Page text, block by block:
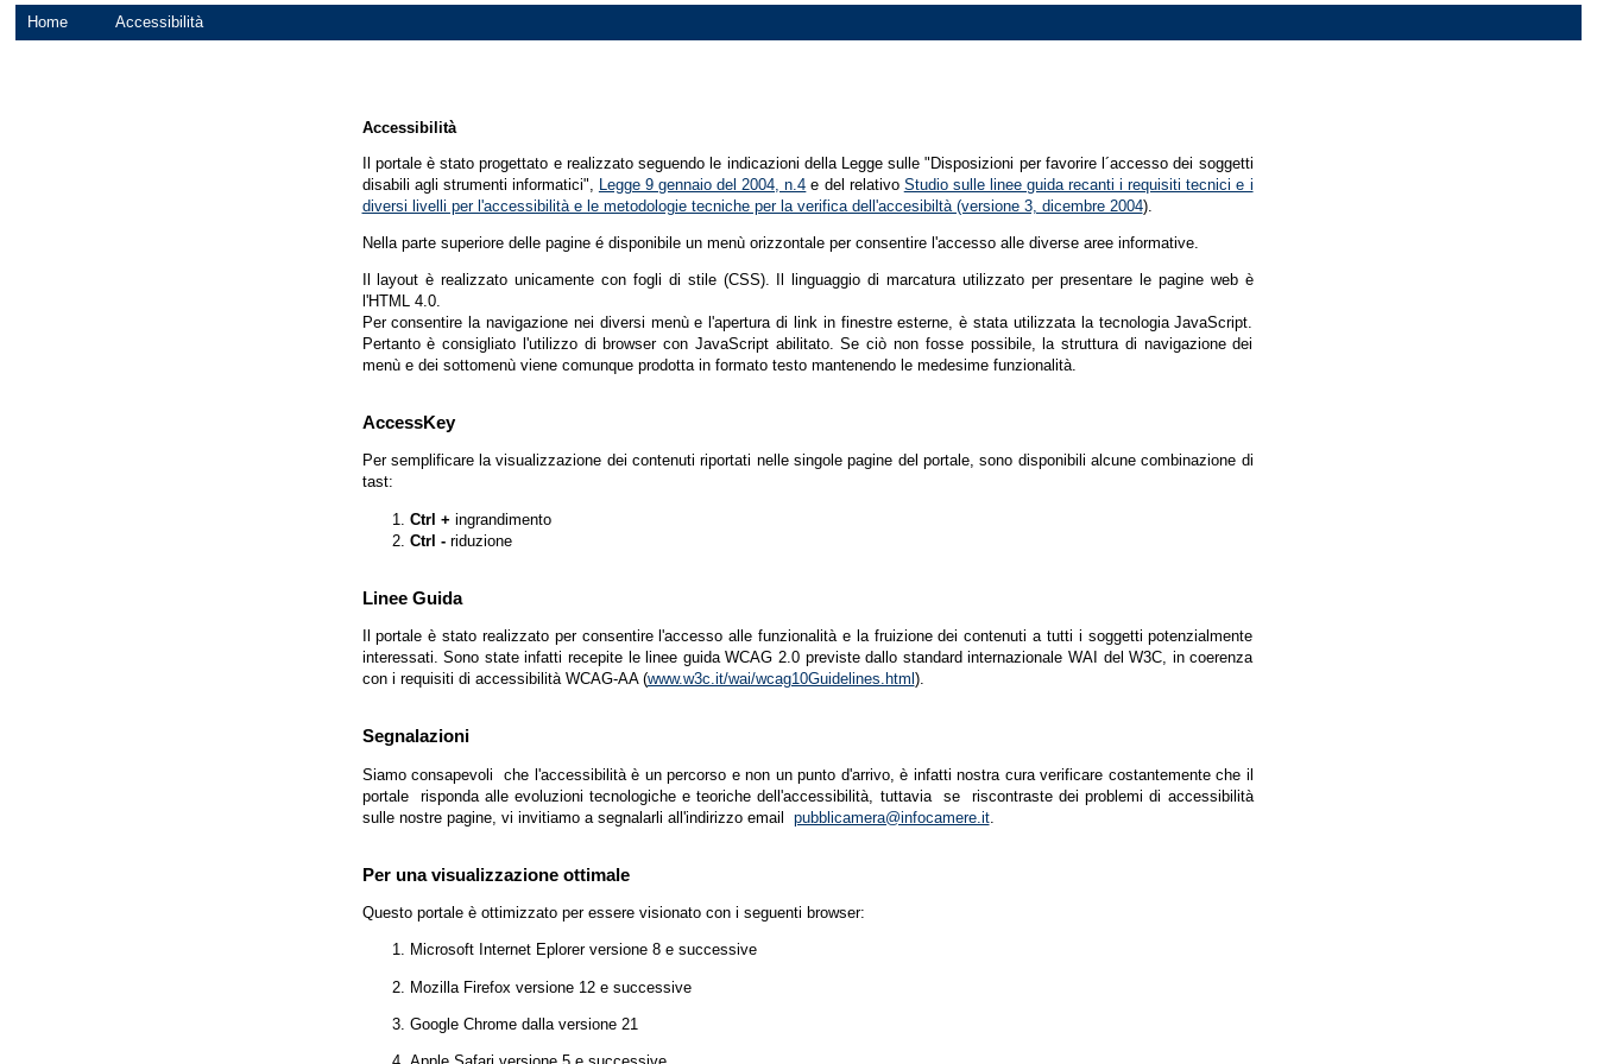
Home Accessibilità
Accessibilità
Il portale è stato progettato e realizzato seguendo le indicazioni della Legge sulle "Disposizioni per favorire l´accesso dei soggetti
disabili agli strumenti informatici", Legge 9 gennaio del 2004, n.4 e del relativo Studio sulle linee guida recanti i requisiti tecnici e i
diversi livelli per l'accessibilità e le metodologie tecniche per la verifica dell'accesibiltà (versione 3, dicembre 2004).
Nella parte superiore delle pagine é disponibile un menù orizzontale per consentire l'accesso alle diverse aree informative.
Il layout è realizzato unicamente con fogli di stile (CSS). Il linguaggio di marcatura utilizzato per presentare le pagine web è
l'HTML 4.0.
Per consentire la navigazione nei diversi menù e l'apertura di link in finestre esterne, è stata utilizzata la tecnologia JavaScript.
Pertanto è consigliato l'utilizzo di browser con JavaScript abilitato. Se ciò non fosse possibile, la struttura di navigazione dei
menù e dei sottomenù viene comunque prodotta in formato testo mantenendo le medesime funzionalità.
AccessKey
Per semplificare la visualizzazione dei contenuti riportati nelle singole pagine del portale, sono disponibili alcune combinazione di
tast:
Ctrl + ingrandimento
Ctrl -riduzione
Linee Guida
Il portale è stato realizzato per consentire l'accesso alle funzionalità e la fruizione dei contenuti a tutti i soggetti potenzialmente
interessati. Sono state infatti recepite le linee guida WCAG 2.0 previste dallo standard internazionale WAI del W3C, in coerenza
con i requisiti di accessibilità WCAG-AA (www.w3c.it/wai/wcag10Guidelines.html ).
Segnalazioni
Siamo consapevoli che l'accessibilità è un percorso e non un punto d'arrivo, è infatti nostra cura verificare costantemente che il
portale risponda alle evoluzioni tecnologiche e teoriche dell'accessibilità, tuttavia se riscontraste dei problemi di accessibilità
sulle nostre pagine, vi invitiamo a segnalarli all'indirizzo email pubblicamera@infocamere.it.
Per una visualizzazione ottimale
Questo portale è ottimizzato per essere visionato con i seguenti browser:
Microsoft Internet Eplorer versione 8 e successive
Mozilla Firefox versione 12 e successive
Google Chrome dalla versione 21